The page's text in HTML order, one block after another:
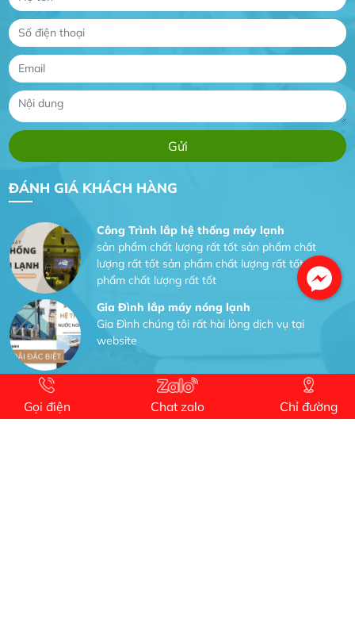
ĐÁNH GIÁ KHÁCH HÀNG
Gia Đình chúng tôi rất hài lòng dịch vụ tại
Dự án nhà phố đẹp lên nhờ đội thợ điện từ dịch
Dịch vụ MoTor
Công Trình lắp hệ thống máy lạnh
sản phẩm chất lượng rất tốt sản phẩm chất
lượng rất tốt sản phẩm chất lượng rất tốt sản
phẩm chất lượng rất tốt
Gia Đình lắp máy nóng lạnh
Gia Đình chúng tôi rất hài lòng dịch vụ tại
website
Dự án nhà phố đẹp lên nhờ đội thợ điện từ dịch
vụ
Gọi điện Chat zalo Chỉ đường